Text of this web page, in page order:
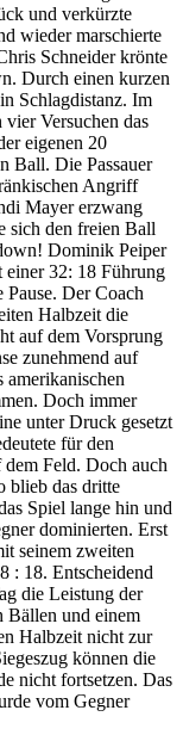
und verkürzte
wieder marschierte
Schneider krönte
Durch einen kurzen
Schlagdistanz. Im
vier Versuchen das
eigenen 20
Ball. Die Passauer
Angriff
Mayer erzwang
sich den freien Ball
Dominik Peiper
einer 32: 18 Führung
Pause. Der Coach
Halbzeit die
auf dem Vorsprung
zunehmend auf
amerikanischen
Doch immer
unter Druck gesetzt
für den
Feld. Doch auch
blieb das dritte
Spiel lange hin und
dominierten. Erst
seinem zweiten
: 18. Entscheidend
die Leistung der
Bällen und einem
Halbzeit nicht zur
können die
nicht fortsetzen. Das
vom Gegner